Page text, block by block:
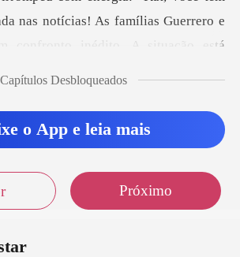
nas notícias! As famílias Guerrero e
con
Capítulos Desbloqueados
o App e leia mais
Próximo